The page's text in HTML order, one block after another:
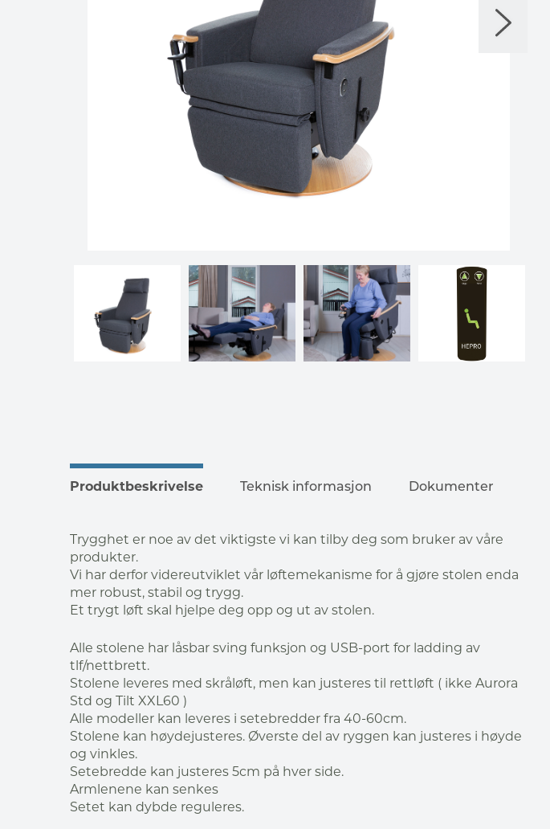
Produktbeskrivelse Teknisk informasjon Dokumenter
Trygghet er noe av det viktigste vi kan tilby deg som bruker av våre
produkter.
Vi har derfor videreutviklet vår løftemekanisme for å gjøre stolen enda
mer robust, stabil og trygg.
Et trygt løft skal hjelpe deg opp og ut av stolen.
Alle stolene har låsbar sving funksjon og USB-port for ladding av
tlf/nettbrett.
Stolene leveres med skråløft, men kan justeres til rettløft ( ikke Aurora
Std og Tilt XXL60 )
Alle modeller kan leveres i setebredder fra 40-60cm.
Stolene kan høydejusteres. Øverste del av ryggen kan justeres i høyde
og vinkles.
Setebredde kan justeres 5cm på hver side.
Armlenene kan senkes
Setet kan dybde reguleres.